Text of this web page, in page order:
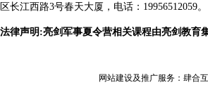
区长江西路3号春天大厦 ，电话： 19956512059。
法律声明:亮剑军事夏令营相关课程由亮剑教育
网站建设及推广服务： 肆合